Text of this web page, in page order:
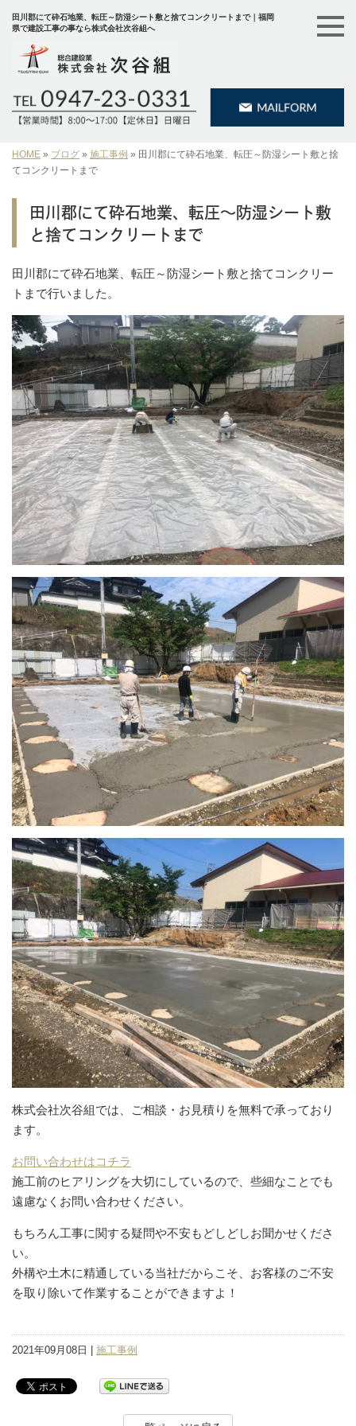
田川郡にて砕石地業、転圧～防湿シート敷と捨てコンクリートまで｜福岡
県で建設工事の事なら株式会社次谷組へ
HOME » ブログ » 施工事例 » 田川郡にて砕石地業、転圧～防湿シート敷と捨
てコンクリートまで
田川郡にて砕石地業、転圧～防湿シート敷
と捨てコンクリートまで
田川郡にて砕石地業、転圧～防湿シート敷と捨てコンクリー
トまで行いました。
株式会社次谷組では、ご相談・お見積りを無料で承っており
ます。
お問い合わせはコチラ
施工前のヒアリングを大切にしているので、些細なことでも
遠慮なくお問い合わせください。
もちろん工事に関する疑問や不安もどしどしお聞かせくださ
い。
外構や土木に精通している当社だからこそ、お客様のご不安
を取り除いて作業することができますよ！
2021年09月08日 | 施工事例